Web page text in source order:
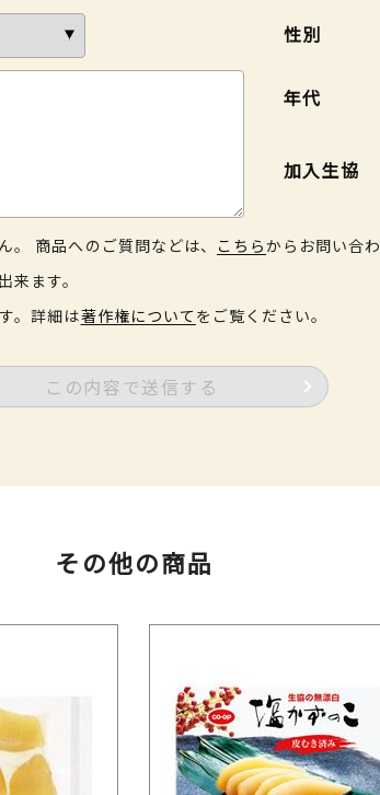
性別
年代
加入生協
商品へのご質問などは、 こちらからお問い合
ます。
。詳細は著作権について をご覧ください。
この内容で送信する
その他の商品